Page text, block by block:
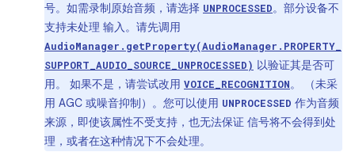
号。如需录制原始音频，请选择 UNPROCESSED。部分设备不
支持未处理 输入。请先调用
AudioManager.getProperty(AudioManager.PROPERTY_
SUPPORT_AUDIO_SOURCE_UNPROCESSED) 以验证其是否可
用。 如果不是，请尝试改用 VOICE_RECOGNITION。 （未采
用 AGC 或噪音抑制）。您可以使用 UNPROCESSED 作为音频
来源，即使该属性不受支持，也无法保证 信号将不会得到处
理，或者在这种情况下不会处理。